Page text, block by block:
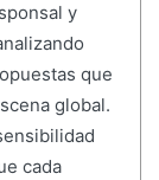
y
que
global.
cada